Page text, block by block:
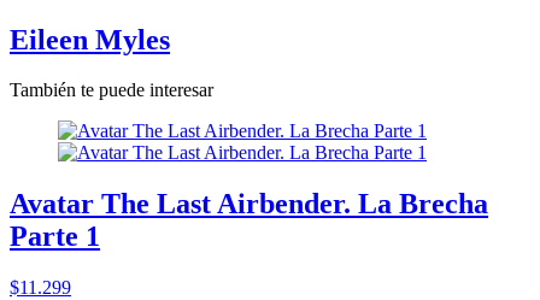
Eileen Myles
También te puede interesar
Avatar The Last Airbender. La Brecha
Parte 1
$11.299